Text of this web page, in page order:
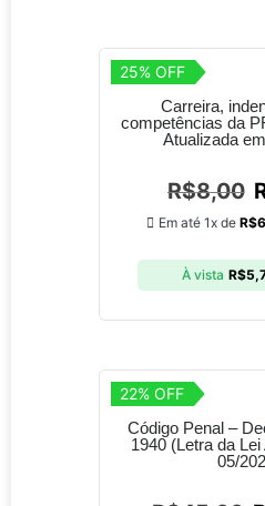
25% OFF
Carreira,
competências da
Atualizada
R$8,00
Em até 1x de R$
À vista R$
22% OFF
Código Penal –
1940 (Letra da
05/